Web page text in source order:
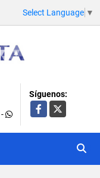
Select Language ▼
-
Síguenos:
Facebook
X